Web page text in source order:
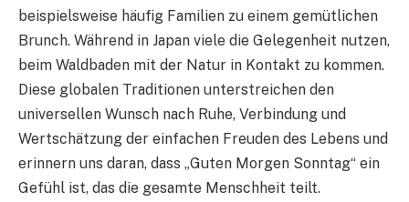
beispielsweise häufig Familien zu einem gemütlichen
Brunch. Während in Japan viele die Gelegenheit nutzen,
beim Waldbaden mit der Natur in Kontakt zu kommen.
Diese globalen Traditionen unterstreichen den
universellen Wunsch nach Ruhe, Verbindung und
Wertschätzung der einfachen Freuden des Lebens und
erinnern uns daran, dass „Guten Morgen Sonntag“ ein
Gefühl ist, das die gesamte Menschheit teilt.